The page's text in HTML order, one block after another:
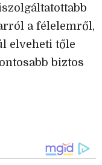
a félelemről,
elveheti tőle
biztos